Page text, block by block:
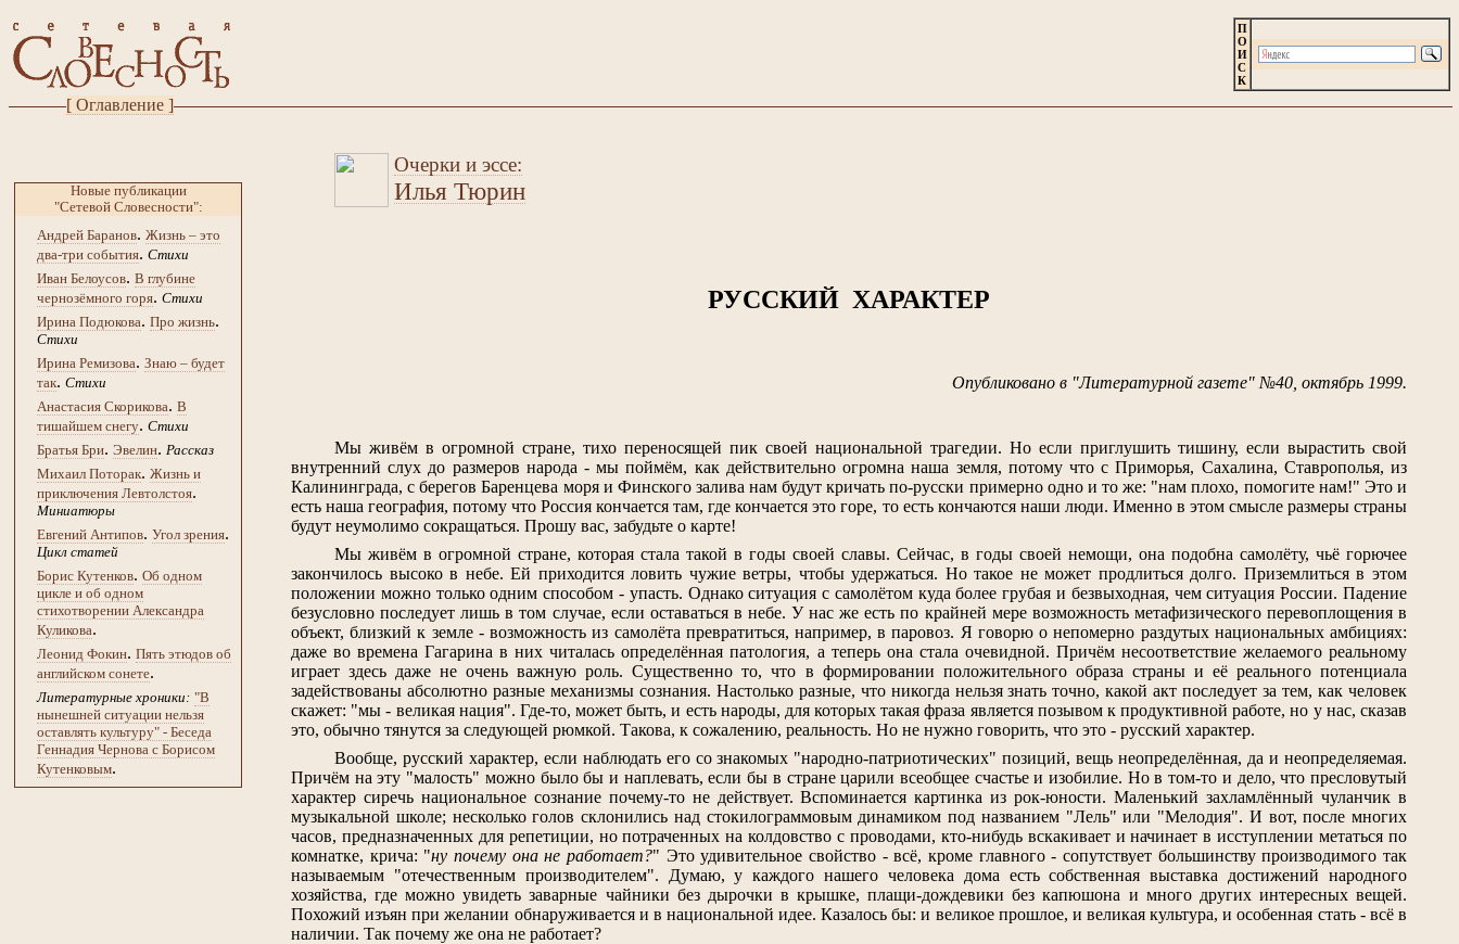
[ Оглавление ]
Новые публикации
"Сетевой Словесности":
Андрей Баранов. Жизнь – это
два-три события. Стихи
Иван Белоусов. В глубине
чернозёмного горя. Стихи
Ирина Подюкова. Про жизнь.
Стихи
Ирина Ремизова. Знаю – будет
так. Стихи
Анастасия Скорикова. В
тишайшем снегу. Стихи
Братья Бри. Эвелин. Рассказ
Михаил Поторак. Жизнь и
приключения Левтолстоя.
Миниатюры
Евгений Антипов. Угол зрения.
Цикл статей
Борис Кутенков. Об одном
цикле и об одном
стихотворении Александра
Куликова.
Леонид Фокин. Пять этюдов об
английском сонете.
Литературные хроники: "В
нынешней ситуации нельзя
оставлять культуру" - Беседа
Геннадия Чернова с Борисом
Кутенковым.
П
О
И
С
К
Очерки и эссе:
Илья Тюрин
РУССКИЙ ХАРАКТЕР
Опубликовано в "Литературной газете" №40, октябрь 1999.
Мы живём в огромной стране, тихо переносящей пик своей национальной трагедии. Но если приглушить тишину, если вырастить свой
внутренний слух до размеров народа - мы поймём, как действительно огромна наша земля, потому что с Приморья, Сахалина, Ставрополья, из
Калининграда, с берегов Баренцева моря и Финского залива нам будут кричать по-русски примерно одно и то же: "нам плохо, помогите нам!" Это и
есть наша география, потому что Россия кончается там, где кончается это горе, то есть кончаются наши люди. Именно в этом смысле размеры страны
будут неумолимо сокращаться. Прошу вас, забудьте о карте!
Мы живём в огромной стране, которая стала такой в годы своей славы. Сейчас, в годы своей немощи, она подобна самолёту, чьё горючее
закончилось высоко в небе. Ей приходится ловить чужие ветры, чтобы удержаться. Но такое не может продлиться долго. Приземлиться в этом
положении можно только одним способом - упасть. Однако ситуация с самолётом куда более грубая и безвыходная, чем ситуация России. Падение
безусловно последует лишь в том случае, если оставаться в небе. У нас же есть по крайней мере возможность метафизического перевоплощения в
объект, близкий к земле - возможность из самолёта превратиться, например, в паровоз. Я говорю о непомерно раздутых национальных амбициях:
даже во времена Гагарина в них читалась определённая патология, а теперь она стала очевидной. Причём несоответствие желаемого реальному
играет здесь даже не очень важную роль. Существенно то, что в формировании положительного образа страны и её реального потенциала
задействованы абсолютно разные механизмы сознания. Настолько разные, что никогда нельзя знать точно, какой акт последует за тем, как человек
скажет: "мы - великая нация". Где-то, может быть, и есть народы, для которых такая фраза является позывом к продуктивной работе, но у нас, сказав
это, обычно тянутся за следующей рюмкой. Такова, к сожалению, реальность. Но не нужно говорить, что это - русский характер.
Вообще, русский характер, если наблюдать его со знакомых "народно-патриотических" позиций, вещь неопределённая, да и неопределяемая.
Причём на эту "малость" можно было бы и наплевать, если бы в стране царили всеобщее счастье и изобилие. Но в том-то и дело, что пресловутый
характер сиречь национальное сознание почему-то не действует. Вспоминается картинка из рок-юности. Маленький захламлённый чуланчик в
музыкальной школе; несколько голов склонились над стокилограммовым динамиком под названием "Лель" или "Мелодия". И вот, после многих
часов, предназначенных для репетиции, но потраченных на колдовство с проводами, кто-нибудь вскакивает и начинает в исступлении метаться по
комнатке, крича: "ну почему она не работает?" Это удивительное свойство - всё, кроме главного - сопутствует большинству производимого так
называемым "отечественным производителем". Думаю, у каждого нашего человека дома есть собственная выставка достижений народного
хозяйства, где можно увидеть заварные чайники без дырочки в крышке, плащи-дождевики без капюшона и много других интересных вещей.
Похожий изъян при желании обнаруживается и в национальной идее. Казалось бы: и великое прошлое, и великая культура, и особенная стать - всё в
наличии. Так почему же она не работает?